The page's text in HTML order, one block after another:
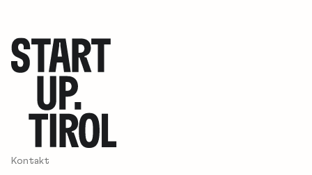
Kontakt